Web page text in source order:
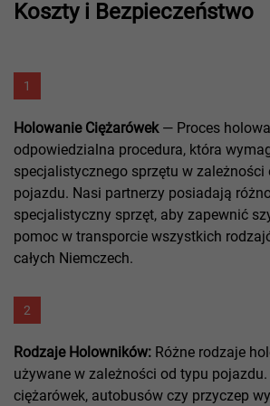
Koszty i Bezpieczeństwo
1
Holowanie Ciężarówek— Proces
odpowiedzialna procedura, która
specjalistycznego sprzętu w zależności
pojazdu. Nasi partnerzy posiadają
specjalistyczny sprzęt, aby zapewnić
pomoc w transporcie wszystkich
całych Niemczech.
2
Rodzaje Holowników: Różne rodzaje
używane w zależności od typu
ciężarówek, autobusów czy przyczep